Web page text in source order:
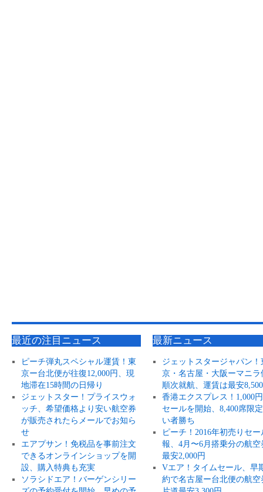
最近の注目ニュース
ピーチ弾丸スペシャル運賃！東
京ー台北便が往復12,000円、現
地滞在15時間の日帰り
ジェットスター！プライスウォ
ッチ、希望価格より安い航空券
が販売されたらメールでお知ら
せ
エアプサン！免税品を事前注文
できるオンラインショップを開
設、購入特典も充実
ソラシドエア！バーゲンシリー
最新ニュース
ジェットスタージャパン！
京・名古屋・大阪ーマニラ
順次就航、運賃は最安
香港エクスプレス！1,000
セールを開始、8,400席限
い者勝ち
ピーチ！2016年初売りセー
報、4月〜6月搭乗分の航空
最安2,000円
Vエア！タイムセール、早
約で名古屋ー台北便の航空